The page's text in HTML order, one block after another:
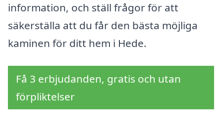
information, och ställ frågor för att
säkerställa att du får den bästa möjliga
kaminen för ditt hem i Hede.
Få 3 erbjudanden, gratis och utan
förpliktelser